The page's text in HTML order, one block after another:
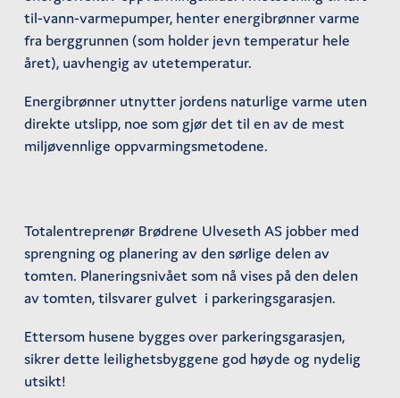
til-vann-varmepumper, henter energibrønner varme
fra berggrunnen (som holder jevn temperatur hele
året), uavhengig av utetemperatur.
Energibrønner utnytter jordens naturlige varme uten
direkte utslipp, noe som gjør det til en av de mest
miljøvennlige oppvarmingsmetodene.
Totalentreprenør Brødrene Ulveseth AS jobber med
sprengning og planering av den sørlige delen av
tomten. Planeringsnivået som nå vises på den delen
av tomten, tilsvarer gulvet i parkeringsgarasjen.
Ettersom husene bygges over parkeringsgarasjen,
sikrer dette leilighetsbyggene god høyde og nydelig
utsikt!